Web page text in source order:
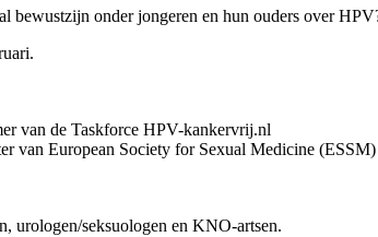
bewustzijn onder jongeren en hun ouders over
van de Taskforce HPV-kankervrij.nl
van European Society for Sexual Medicine (ESSM)
urologen/seksuologen en KNO-artsen.